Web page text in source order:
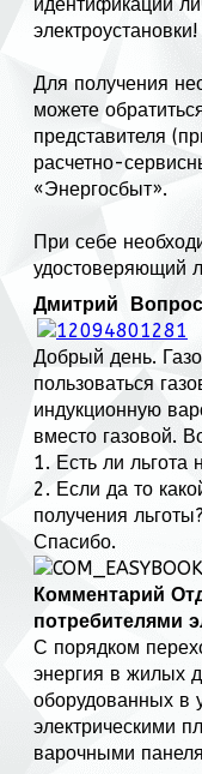
идентификации
электроустановки!
Для получения
можете
представителя
расчетно-
«Энергосбыт».
При себе
удостоверяющий
Дмитрий
Добрый день.
пользоваться
индукционную
вместо газовой.
1. Есть ли льгота
2. Если да то
получения
Спасибо.
Комментарий
потребителями
С порядком
энергия в жилых
оборудованных в
электрическими
варочными